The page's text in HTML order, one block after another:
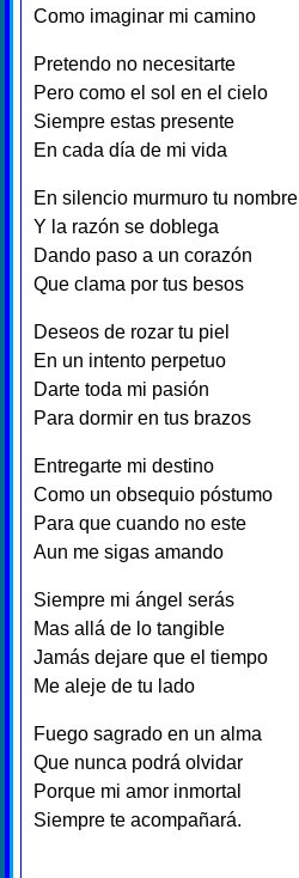
Como imaginar mi camino
Pretendo no necesitarte
Pero como el sol en el cielo
Siempre estas presente
En cada día de mi vida
En silencio murmuro tu nombre
Y la razón se doblega
Dando paso a un corazón
Que clama por tus besos
Deseos de rozar tu piel
En un intento perpetuo
Darte toda mi pasión
Para dormir en tus brazos
Entregarte mi destino
Como un obsequio póstumo
Para que cuando no este
Aun me sigas amando
Siempre mi ángel serás
Mas allá de lo tangible
Jamás dejare que el tiempo
Me aleje de tu lado
Fuego sagrado en un alma
Que nunca podrá olvidar
Porque mi amor inmortal
Siempre te acompañará.